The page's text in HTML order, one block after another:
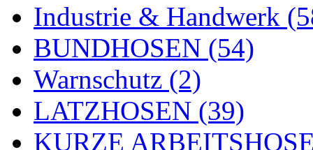
Industrie & Handwerk
BUNDHOSEN (54)
Warnschutz (2)
LATZHOSEN (39)
KURZE